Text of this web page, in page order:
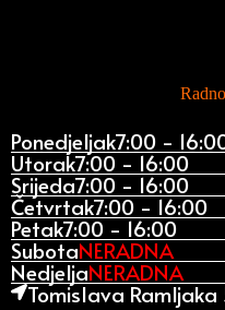
Ponedjeljak7:00 -
Utorak7:00 - 16:00
Srijeda7:00 - 16:00
Četvrtak7:00 - 16:00
Petak7:00 - 16:00
SubotaNERADNA
NedjeljaNERADNA
Tomislava